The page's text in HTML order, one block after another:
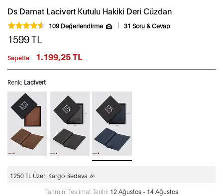
Ds Damat Lacivert Kutulu Hakiki Deri Cüzdan
109 Değerlendirme 31 Soru & Cevap
1599TL
Sepette 1.199,25 TL
Renk: Lacivert
1250 TL Üzeri Kargo Bedava 🎉
Tahmini Teslimat Tarihi: 12 Ağustos - 14 Ağustos